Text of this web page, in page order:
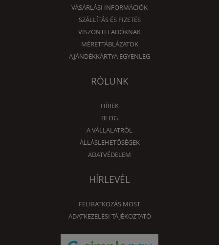
VÁSÁRLÁSI INFORMÁCIÓK
SZÁLLÍTÁS ÉS FIZETÉS
VISZONTELADÓKNAK
MÉRETTÁBLÁZATOK
AJÁNDÉKKÁRTYA EGYENLEG
RÓLUNK
HÍREK
BLOG
A VÁLLALATRÓL
ÁLLÁSLEHETŐSÉGEK
ADATVÉDELEM
HÍRLEVÉL
FELIRATKOZÁS MOST
ADATKEZELÉSI TÁJÉKOZTATÓ